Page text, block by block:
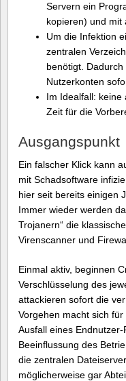
Servern ein
kopieren) und mit
Um die Infektion
zentralen
benötigt.
Nutzerkonten
Im Idealfall: keine
Zeit für die
Ausgangspunkt
Ein falscher Klick kann
mit Schadsoftware
hier seit bereits einigen
Immer wieder werden
Trojanern“ die
Virenscanner und
Einmal aktiv, beginnen
Verschlüsselung des
attackieren sofort die
Vorgehen macht sich
Ausfall eines
Beeinflussung des
die zentralen
möglicherweise gar